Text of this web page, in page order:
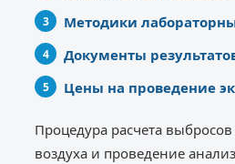
Методики
Документы
Цены на проведение
Процедура расчета
воздуха и проведение